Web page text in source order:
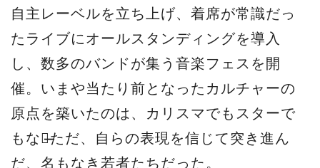
⾃主レーベルを⽴ち上げ、着席が常識だっ
たライブにオールスタンディングを導⼊
し、数多のバンドが集う⾳楽フェスを開
催。いまや当たり前となったカルチャーの
原点を築いたのは、カリスマでもスターで
もない̶̶ただ、⾃らの表現を信じて突き進ん
だ、名もなき若者たちだった。